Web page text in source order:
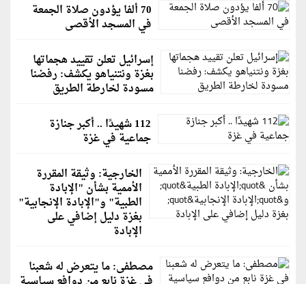
70 ألفا يؤدون صلاة الجمعة
في المسجد الأقصى
إسرائيل تعلن تقييد هجماتها
بغزة ونتنياهو يكشف: رفضنا
مسودة لخارطة الطريق
112 شهيدًا .. أكبر جنازة
جماعية في غزة
الخارجية: وثيقة المقررة
الأممية بشأن "الإبادة
الطبية" و"الإبادة الإنجابية"
بغزة دليل إضافي على
الإبادة
مصطفى: ما يتعرض له شعبنا